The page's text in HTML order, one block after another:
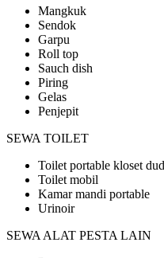
Mangkuk
Sendok
Garpu
Roll top
Sauch dish
Piring
Gelas
Penjepit
SEWA TOILET
Toilet portable kloset
Toilet mobil
Kamar mandi portable
Urinoir
SEWA ALAT PESTA LAIN